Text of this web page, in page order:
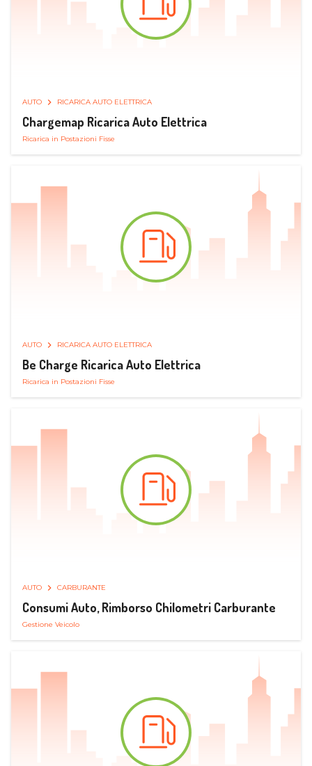
AUTO RICARICA AUTO ELETTRICA
Chargemap Ricarica Auto Elettrica
Ricarica in Postazioni Fisse
AUTO RICARICA AUTO ELETTRICA
Be Charge Ricarica Auto Elettrica
Ricarica in Postazioni Fisse
AUTO CARBURANTE
Consumi Auto, Rimborso Chilometri Carburante
Gestione Veicolo